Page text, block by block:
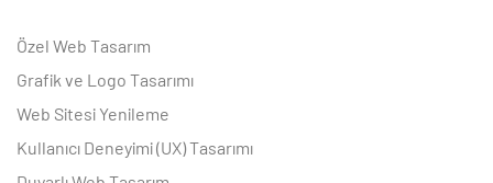
Özel Web Tasarım
Grafik ve Logo Tasarımı
Web Sitesi Yenileme
Kullanıcı Deneyimi (UX) Tasarımı